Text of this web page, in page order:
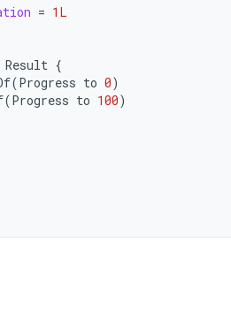
= 1L
Result {
(Progress to 0)
(Progress to 100)